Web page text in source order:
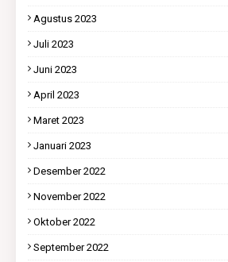
Agustus 2023
Juli 2023
Juni 2023
April 2023
Maret 2023
Januari 2023
Desember 2022
November 2022
Oktober 2022
September 2022